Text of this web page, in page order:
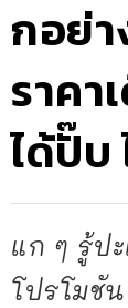
กอย่า
ราคา
ได้ปั๊บ
แก ๆ รู้ป
โปรโมชั